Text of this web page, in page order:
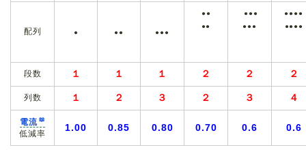
配列 ● ●● ●●●
●●
●●
●●●
●●●
●●●●
●●●●
段数 １ １ １ ２ ２ ２
列数 １ ２ ３ ２ ３ ４
電流
低減率
1.00 0.85 0.80 0.70 0.6 0.6